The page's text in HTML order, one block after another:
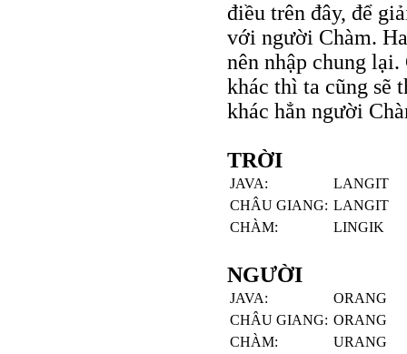
điều trên đây, để
với người Chàm.
nên nhập chung
khác thì ta cũng sẽ
khác hẳn người
TRỜI
JAVA:
LANGIT
CHÂU GIANG: LANGIT
CHÀM:
LINGIK
NGƯỜI
JAVA:
ORANG
CHÂU GIANG: ORANG
CHÀM:
URANG